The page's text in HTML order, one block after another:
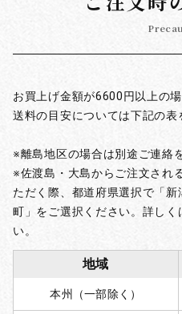
お買上げ金額が6600円以上の
送料の目安については下記の表
※離島地区の場合は別途ご連絡
※佐渡島・大島からご注文され
ただく際、都道府県選択で「
町」をご選択ください。詳し
い。
地域
本州（一部除く）